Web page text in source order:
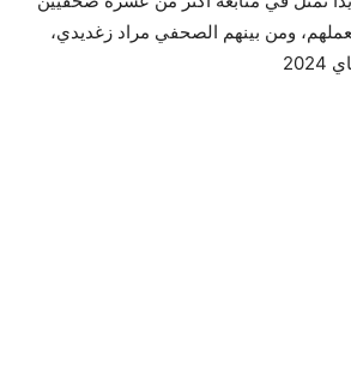
ومن بينهم الصحفي مراد زغديدي،